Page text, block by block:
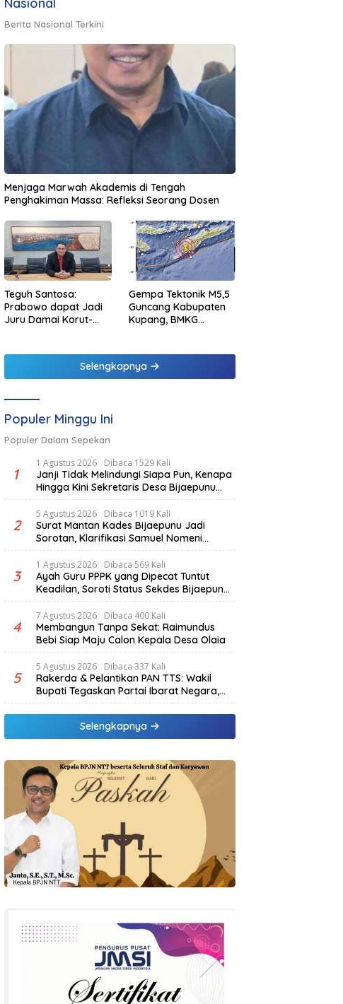
Nasional
Berita Nasional Terkini
Menjaga Marwah Akademis di Tengah
Penghakiman Massa: Refleksi Seorang Dosen
Teguh Santosa:
Prabowo dapat Jadi
Juru Damai Korut-
Gempa Tektonik M5,5
Guncang Kabupaten
Kupang, BMKG
Selengkapnya
Populer Minggu Ini
Populer Dalam Sepekan
1
1 Agustus 2026 Dibaca 1529 Kali
Janji Tidak Melindungi Siapa Pun, Kenapa
Hingga Kini Sekretaris Desa Bijaepunu
Masih Aktif. Berikut penjelasan Ketua
Komisi I DPRD TTS.
2
5 Agustus 2026 Dibaca 1019 Kali
Surat Mantan Kades Bijaepunu Jadi
Sorotan, Klarifikasi Samuel Nomeni
Berbeda dengan Isi Dokumen yang
Beredar
3
1 Agustus 2026 Dibaca 569 Kali
Ayah Guru PPPK yang Dipecat Tuntut
Keadilan, Soroti Status Sekdes Bijaepunu
yang Masih Aktif Bekerja
4
7 Agustus 2026 Dibaca 400 Kali
Membangun Tanpa Sekat: Raimundus
Bebi Siap Maju Calon Kepala Desa Olaia
5
5 Agustus 2026 Dibaca 337 Kali
Rakerda & Pelantikan PAN TTS: Wakil
Bupati Tegaskan Partai Ibarat Negara,
SPK Buka Kabar Sawah 3.000 Hektar &
Larangan Politik Uang
Selengkapnya